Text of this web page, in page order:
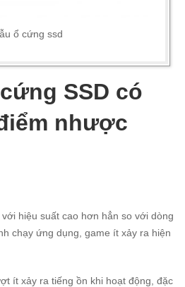
ổ cứng ssd
SSD có
nhược
hiệu suất cao hơn hẳn so với dòng
chạy ứng dụng, game ít xảy ra hiện
ít xảy ra tiếng ồn khi hoạt động, đặc